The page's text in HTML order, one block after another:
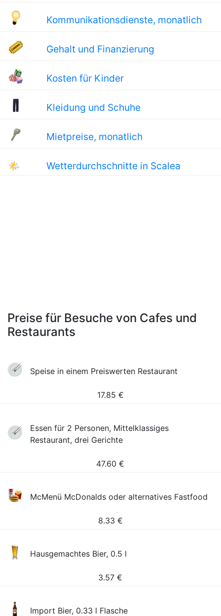
Kommunikationsdienste, monatlich
Gehalt und Finanzierung
Kosten für Kinder
Kleidung und Schuhe
Mietpreise, monatlich
🌤 Wetterdurchschnitte in Scalea
Preise für Besuche von Cafes und
Restaurants
Speise in einem Preiswerten Restaurant
17.85 €
Essen für 2 Personen, Mittelklassiges
Restaurant, drei Gerichte
47.60 €
McMenü McDonalds oder alternatives Fastfood
8.33 €
Hausgemachtes Bier, 0.5 l
3.57 €
Import Bier, 0.33 l Flasche